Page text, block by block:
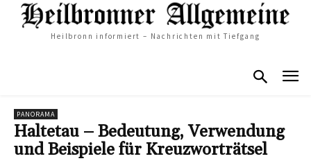
Heilbronn informiert – Nachrichten mit Tiefgang
PANORAMA
Haltetau – Bedeutung, Verwendung
und Beispiele für Kreuzworträtsel